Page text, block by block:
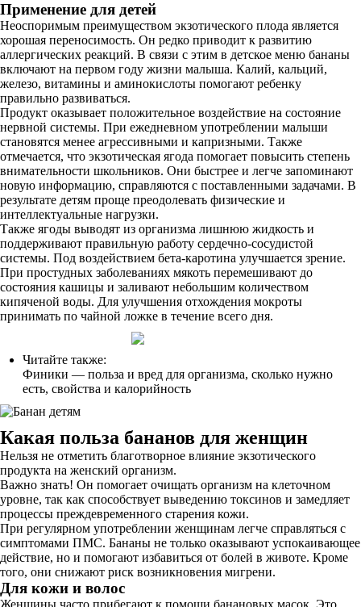
Применение для детей
Неоспоримым преимуществом экзотического плода является
хорошая переносимость. Он редко приводит к развитию
аллергических реакций. В связи с этим в детское меню бананы
включают на первом году жизни малыша. Калий, кальций,
железо, витамины и аминокислоты помогают ребенку
правильно развиваться.
Продукт оказывает положительное воздействие на состояние
нервной системы. При ежедневном употреблении малыши
становятся менее агрессивными и капризными. Также
отмечается, что экзотическая ягода помогает повысить степень
внимательности школьников. Они быстрее и легче запоминают
новую информацию, справляются с поставленными задачами. В
результате детям проще преодолевать физические и
интеллектуальные нагрузки.
Также ягоды выводят из организма лишнюю жидкость и
поддерживают правильную работу сердечно-сосудистой
системы. Под воздействием бета-каротина улучшается зрение.
При простудных заболеваниях мякоть перемешивают до
состояния кашицы и заливают небольшим количеством
кипяченой воды. Для улучшения отхождения мокроты
принимать по чайной ложке в течение всего дня.
Читайте также:
Финики — польза и вред для организма, сколько нужно
есть, свойства и калорийность
Какая польза бананов для женщин
Нельзя не отметить благотворное влияние экзотического
продукта на женский организм.
Важно знать! Он помогает очищать организм на клеточном
уровне, так как способствует выведению токсинов и замедляет
процессы преждевременного старения кожи.
При регулярном употреблении женщинам легче справляться с
симптомами ПМС. Бананы не только оказывают успокаивающее
действие, но и помогают избавиться от болей в животе. Кроме
того, они снижают риск возникновения мигрени.
Для кожи и волос
Женщины часто прибегают к помощи банановых масок. Это